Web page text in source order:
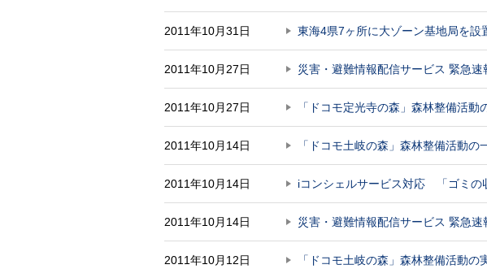
2011年10月31日 東海4県7ヶ所に大ゾーン基地局を設
2011年10月27日 災害・避難情報配信サービス 緊急
2011年10月27日 「ドコモ定光寺の森」森林整備活動
2011年10月14日 「ドコモ土岐の森」森林整備活動の
2011年10月14日 iコンシェルサービス対応 「ゴミの
2011年10月14日 災害・避難情報配信サービス 緊急
2011年10月12日 「ドコモ土岐の森」森林整備活動の